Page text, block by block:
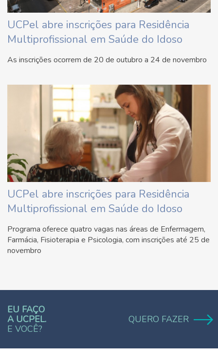
UCPel abre inscrições para Residência
Multiprofissional em Saúde do Idoso
As inscrições ocorrem de 20 de outubro a 24 de novembro
UCPel abre inscrições para Residência
Multiprofissional em Saúde do Idoso
Programa oferece quatro vagas nas áreas de Enfermagem,
Farmácia, Fisioterapia e Psicologia, com inscrições até 25 de
novembro
EU FAÇO
A UCPEL.
E VOCÊ?
QUERO FAZER